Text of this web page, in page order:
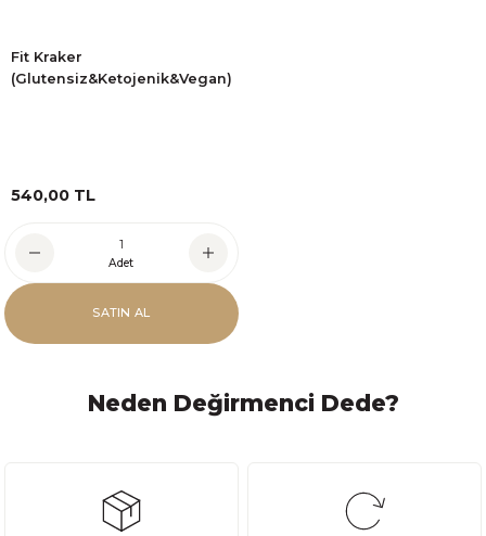
Fit Kraker
(Glutensiz&Ketojenik&Vegan)
540,00 TL
Adet
SATIN AL
Neden Değirmenci Dede?